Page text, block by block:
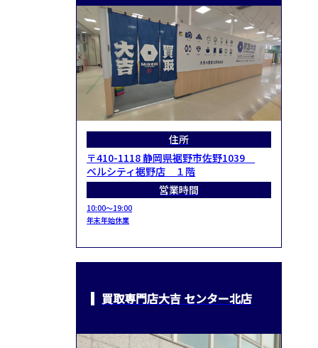
住所
〒410-1118 静岡県裾野市佐野1039
ベルシティ裾野店 １階
営業時間
10:00～19:00
年末年始休業
買取専門店大吉 センター北店